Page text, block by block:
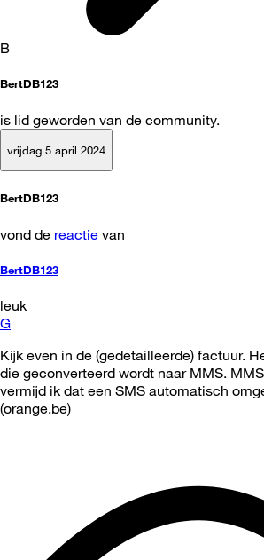
B
BertDB123
is lid geworden van de community.
vrijdag 5 april 2024
BertDB123
vond de reactie van
BertDB123
leuk
G
Kijk even in de (gedetailleerde) factuur.
die geconverteerd wordt naar MMS.
vermijd ik dat een SMS automatisch
(orange.be)